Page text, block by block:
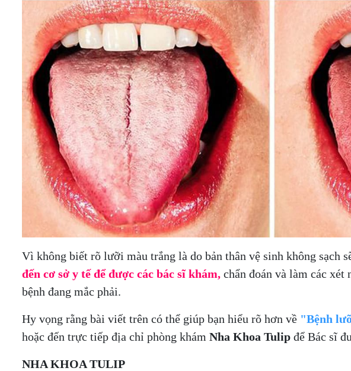
Vì không biết rõ lưỡi màu trắng là do bản thân vệ sinh không sạch
đến cơ sở y tế để được các bác sĩ khám, chẩn đoán và làm các xét
bệnh đang mắc phải.
Hy vọng rằng bài viết trên có thể giúp bạn hiểu rõ hơn về "Bệnh
hoặc đến trực tiếp địa chỉ phòng khám Nha Khoa Tulip để Bác sĩ
NHA KHOA TULIP